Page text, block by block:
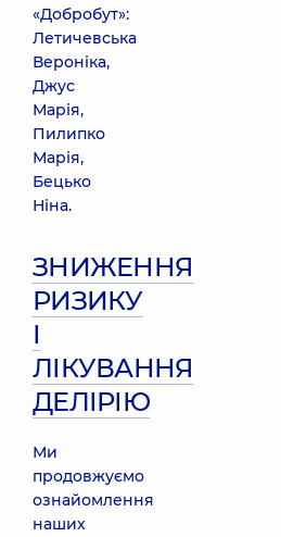
«Добробут»:
Летичевська
Вероніка,
Джус
Марія,
Пилипко
Марія,
Бецько
Ніна.
ЗНИЖЕННЯ
РИЗИКУ
І
ЛІКУВАННЯ
ДЕЛІРІЮ
Ми
продовжуємо
ознайомлення
наших